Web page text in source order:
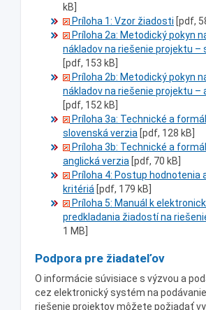
kB]
Príloha 1: Vzor žiadosti [pdf,
Príloha 2a: Metodický pokyn
nákladov na riešenie projektu –
[pdf, 153 kB]
Príloha 2b: Metodický pokyn
nákladov na riešenie projektu –
[pdf, 152 kB]
Príloha 3a: Technické a
slovenská verzia [pdf, 128 kB]
Príloha 3b: Technické a
anglická verzia [pdf, 70 kB]
Príloha 4: Postup hodnotenia
kritériá [pdf, 179 kB]
Príloha 5: Manuál k
predkladania žiadostí na
1 MB]
Podpora pre žiadateľov
O informácie súvisiace s výzvou a
cez elektronický systém na
riešenie projektov môžete požiadať